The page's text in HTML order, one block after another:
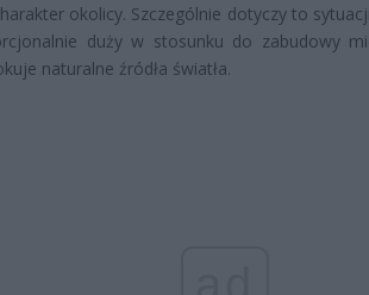
okolicy. Szczególnie dotyczy to
duży w stosunku do zabudowy
naturalne źródła światła.